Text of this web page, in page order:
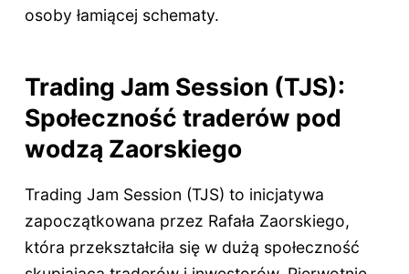
osoby łamiącej schematy.
Trading Jam Session (TJS):
Społeczność traderów pod
wodzą Zaorskiego
Trading Jam Session (TJS) to inicjatywa
zapoczątkowana przez Rafała Zaorskiego,
która przekształciła się w dużą społeczność